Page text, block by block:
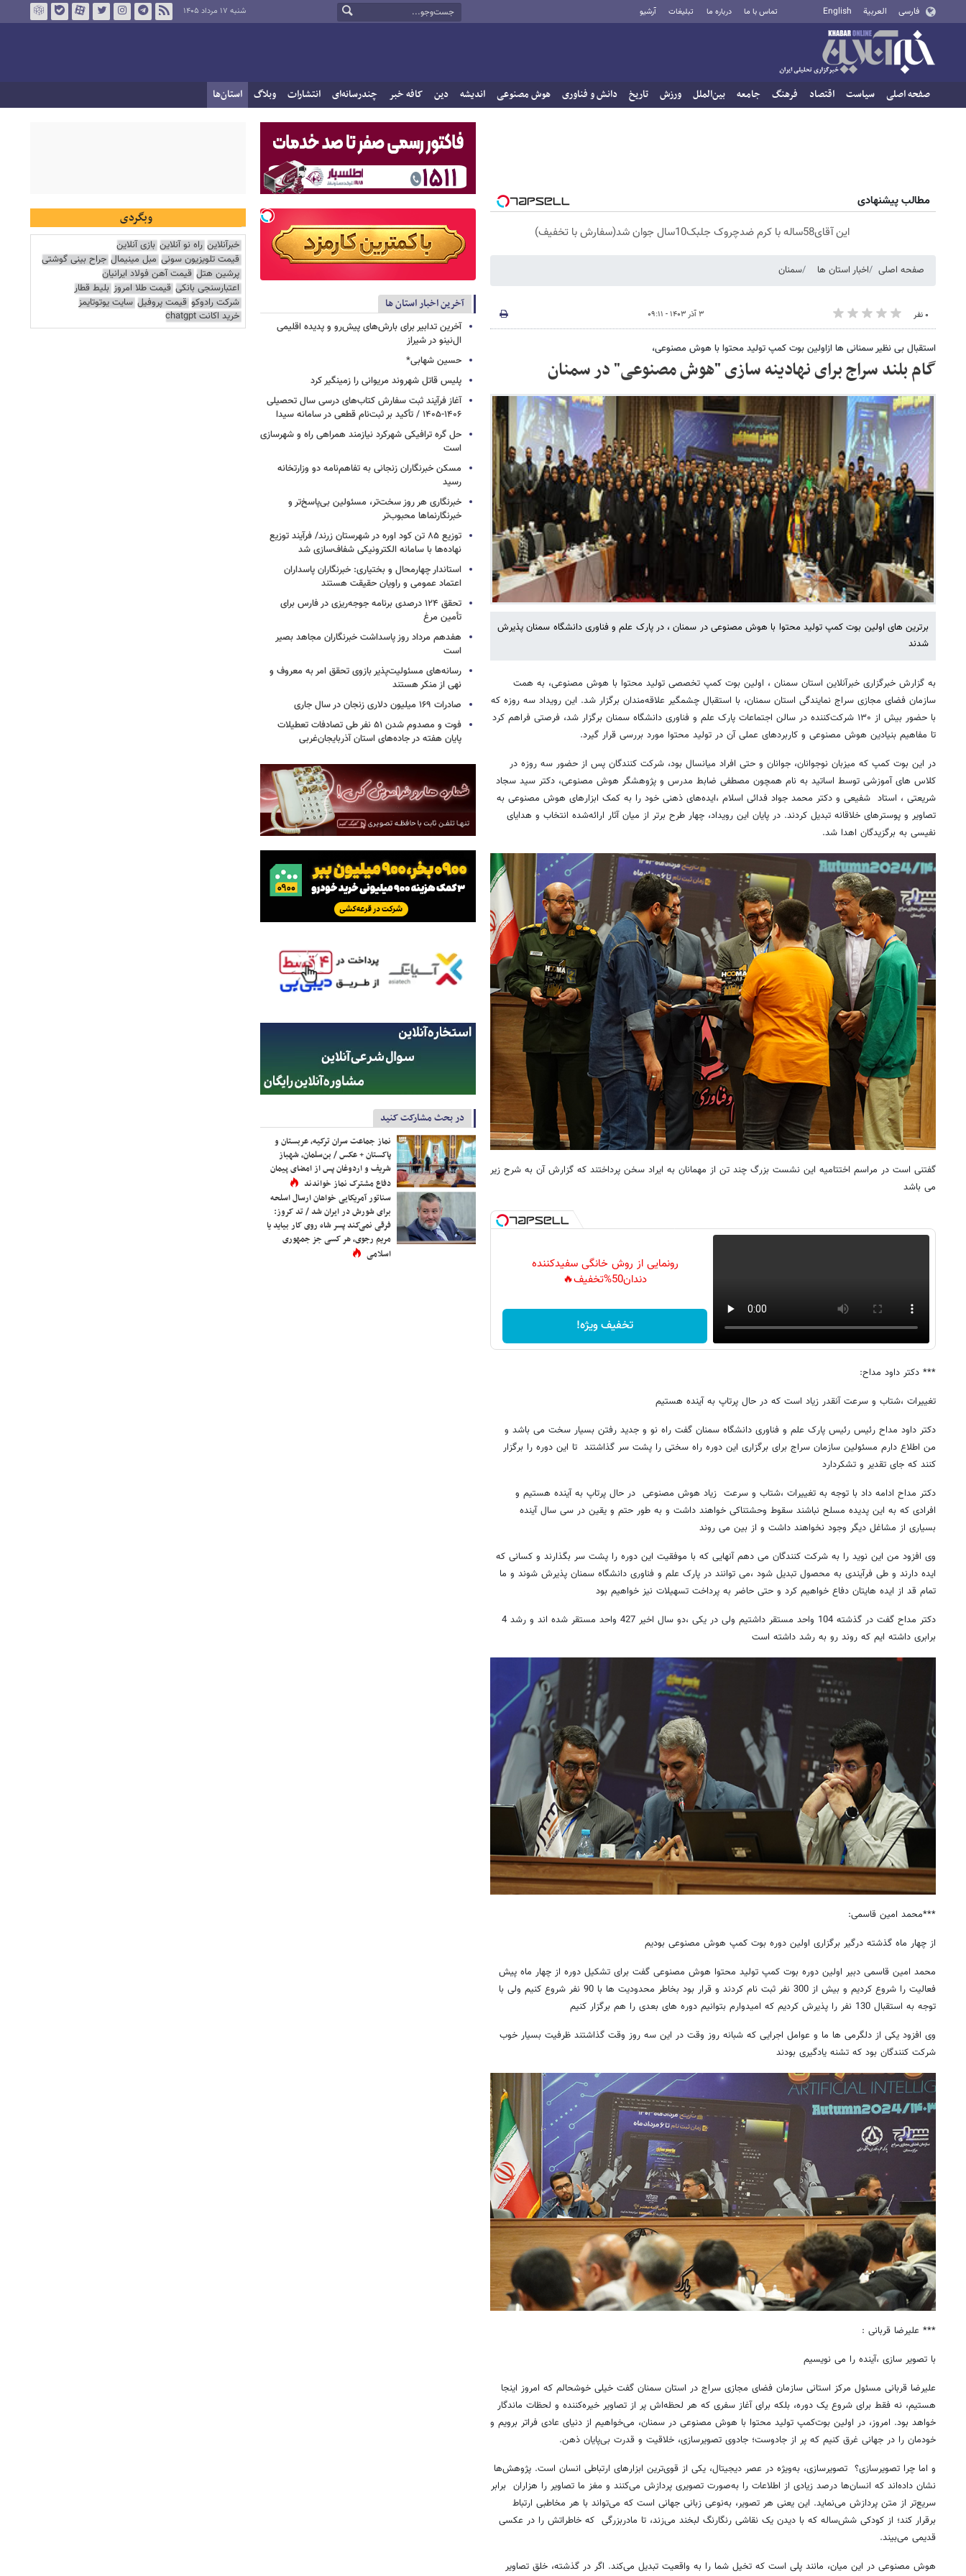
فارسی العربية English تماس با ما درباره ما تبلیغات آرشیو شنبه ۱۷ مرداد ۱۴۰۵
صفحه اصلی سیاست اقتصاد فرهنگ جامعه بین‌الملل ورزش تاریخ دانش و فناوری هوش مصنوعی اندیشه دین کافه خبر چندرسانه‌ای انتشارات وبلاگ استان‌ها
مطالب پیشنهادی
این آقای58ساله با کرم ضدچروک جلبک10سال جوان شد(سفارش با تخفیف)
صفحه اصلی اخبار استان ها سمنان
۰ نفر ۳ آذر ۱۴۰۳ - ۰۹:۱۱
استقبال بی نظیر سمنانی ها ازاولین بوت کمپ تولید محتوا با هوش مصنوعی،
گام بلند سراج برای نهادینه سازی "هوش مصنوعی" در سمنان
برترین های اولین بوت کمپ تولید محتوا با هوش مصنوعی در سمنان ، در پارک علم و فناوری دانشگاه سمنان پذیرش
شدند
به گزارش خبرگزاری خبرآنلاین استان سمنان ، اولین بوت ‌کمپ تخصصی تولید محتوا با هوش مصنوعی، به همت
سازمان فضای مجازی سراج نمایندگی استان سمنان، با استقبال چشمگیر علاقه‌مندان برگزار شد. این رویداد سه‌ روزه که
با حضور بیش از ۱۳۰ شرکت‌کننده در سالن اجتماعات پارک علم و فناوری دانشگاه سمنان برگزار شد، فرصتی فراهم کرد
تا مفاهیم بنیادین هوش مصنوعی و کاربردهای عملی آن در تولید محتوا مورد بررسی قرار گیرد.
در این بوت ‌کمپ که میزبان نوجوانان، جوانان و حتی افراد میانسال بود، شرکت ‌کنندگان پس از حضور سه روزه در
کلاس های آموزشی توسط اساتید به نام همچون مصطفی ضابط مدرس و پژوهشگر هوش مصنوعی، دکتر سید سجاد
شریعتی ، استاد شفیعی و دکتر محمد جواد فدائی اسلام ،ایده‌های ذهنی خود را به کمک ابزارهای هوش مصنوعی به
تصاویر و پوسترهای خلاقانه تبدیل کردند. در پایان این رویداد، چهار طرح برتر از میان آثار ارائه‌شده انتخاب و هدایای
نفیسی به برگزیدگان اهدا شد.
گفتنی است در مراسم اختتامیه این نشست بزرگ چند تن از مهمانان به ایراد سخن پرداختند که گزارش آن به شرح زیر
می باشد
رونمایی از روش خانگی سفیدکننده
دندان50%تخفیف🔥
تخفیف ویژه!
*** دکتر داود مداح:
تغییرات ،شتاب و سرعت آنقدر زیاد است که در حال پرتاپ به آینده هستیم
دکتر داود مداح رئیس رئیس پارک علم و فناوری دانشگاه سمنان گفت راه نو و جدید رفتن بسیار سخت می باشد و
من اطلاع دارم مسئولین سازمان سراج برای برگزاری این دوره راه سختی را پشت سر گذاشتند تا این دوره را برگزار
کنند که جای تقدیر و تشکردارد
دکتر مداح ادامه داد با توجه به تغییرات ،شتاب و سرعت زیاد هوش مصنوعی در حال پرتاپ به آینده هستیم و
افرادی که به این پدیده مسلح نباشند سقوط وحشتناکی خواهند داشت و به طور حتم و یقین در سی سال آینده
بسیاری از مشاغل دیگر وجود نخواهند داشت و از بین می روند
وی افزود من این نوید را به شرکت کنندگان می دهم آنهایی که با موفقیت این دوره را پشت سر بگذارند و کسانی که
ایده دارند و طی فرآیندی به محصول تبدیل شود ،می توانند در پارک علم و فناوری دانشگاه سمنان پذیرش شوند و ما
تمام قد از ایده هایتان دفاع خواهیم کرد و حتی حاضر به پرداخت تسهیلات نیز خواهیم بود
دکتر مداح گفت در گذشته 104 واحد مستقر داشتیم ولی در یکی ،دو سال اخیر 427 واحد مستقر شده اند و رشد 4
برابری داشته ایم که روند رو به رشد داشته است
***محمد امین قاسمی:
از چهار ماه گذشته درگیر برگزاری اولین دوره بوت کمپ هوش مصنوعی بودیم
محمد امین قاسمی دبیر اولین دوره بوت کمپ تولید محتوا هوش مصنوعی گفت برای تشکیل دوره از چهار ماه پیش
فعالیت را شروع کردیم و بیش از 300 نفر ثبت نام کردند و قرار بود بخاطر محدودیت ها با 90 نفر شروع کنیم ولی با
توجه به استقبال 130 نفر را پذیرش کردیم که امیدوارم بتوانیم دوره های بعدی را هم برگزار کنیم
وی افزود یکی از دلگرمی ها ما و عوامل اجرایی که شبانه روز وقت در این سه روز وقت گذاشتند ظرفیت بسیار خوب
شرکت کنندگان بود که تشنه یادگیری بودند
*** علیرضا قربانی :
با تصویر سازی ،آینده را می نویسیم
علیرضا قربانی مسئول مرکز استانی سازمان فضای مجازی سراج در استان سمنان گفت خیلی خوشحالم که امروز اینجا
هستیم، نه فقط برای شروع یک دوره، بلکه برای آغاز سفری که هر لحظه‌اش پر از تصاویر خیره‌کننده و لحظات ماندگار
خواهد بود. امروز، در اولین بوت‌کمپ تولید محتوا با هوش مصنوعی در سمنان، می‌خواهیم از دنیای عادی فراتر برویم و
خودمان را در جهانی غرق کنیم که پر از جادوست؛ جادوی تصویرسازی، خلاقیت و قدرت بی‌پایان ذهن.
و اما چرا تصویرسازی؟ تصویرسازی، به‌ویژه در عصر دیجیتال، یکی از قوی‌ترین ابزارهای ارتباطی انسان است. پژوهش‌ها
نشان داده‌اند که انسان‌ها درصد زیادی از اطلاعات را به‌صورت تصویری پردازش می‌کنند و مغز ما تصاویر را هزاران برابر
سریع‌تر از متن پردازش می‌نماید. این یعنی هر تصویر، به‌نوعی زبانی جهانی است که می‌تواند با هر مخاطبی ارتباط
برقرار کند؛ از کودکی شش‌ساله که با دیدن یک نقاشی رنگارنگ لبخند می‌زند، تا مادربزرگی که خاطراتش را در عکسی
قدیمی می‌بیند.
هوش مصنوعی در این میان، مانند پلی است که تخیل شما را به واقعیت تبدیل می‌کند. اگر در گذشته، خلق تصاویر
آخرین اخبار استان ها
آخرین تدابیر برای بارش‌های پیش‌رو و پدیده اقلیمی
ال‌نینو در شیراز
حسین شهابی*
پلیس قاتل شهروند مریوانی را زمینگیر کرد
آغاز فرآیند ثبت سفارش کتاب‌های درسی سال تحصیلی
۱۴۰۶-۱۴۰۵ / تأکید بر ثبت‌نام قطعی در سامانه سیدا
حل گره ترافیکی شهرکرد نیازمند همراهی راه و شهرسازی
است
مسکن خبرنگاران زنجانی به تفاهم‌نامه دو وزارتخانه
رسید
خبرنگاری هر روز سخت‌تر، مسئولین بی‌پاسخ‌تر و
خبرنگارنماها محبوب‌تر
توزیع ۸۵ تن کود اوره در شهرستان زرند/ فرآیند توزیع
نهاده‌ها با سامانه الکترونیکی شفاف‌سازی شد
استاندار چهارمحال و بختیاری: خبرنگاران پاسداران
اعتماد عمومی و راویان حقیقت‌ هستند
تحقق ۱۲۴ درصدی برنامه جوجه‌ریزی در فارس برای
تأمین مرغ
هفدهم مرداد روز پاسداشت خبرنگاران مجاهد بصیر
است
رسانه‌های مسئولیت‌پذیر بازوی تحقق امر به معروف و
نهی از منکر هستند
صادرات ۱۶۹ میلیون دلاری زنجان در سال جاری
فوت و مصدوم شدن ۵۱ نفر طی تصادفات تعطیلات
پایان هفته در جاده‌های استان آذربایجان‌غربی
در بحث مشارکت کنید
نماز جماعت سران ترکیه، عربستان و
پاکستان + عکس / بن‌سلمان، شهباز
شریف و اردوغان پس از امضای پیمان
دفاع مشترک نماز خواندند
سناتور آمریکایی خواهان ارسال اسلحه
برای شورش در ایران شد / تد کروز:
فرقی نمی‌کند پسر شاه روی کار بیاید یا
مریم رجوی، هر کسی جز جمهوری
اسلامی
وبگردی
خبرآنلاین راه نو آنلاین بازی آنلاین
قیمت تلویزیون سونی مبل مینیمال جراح بینی گوشتی
پرشین هتل قیمت آهن فولاد ایرانیان
اعتبارسنجی بانکی قیمت طلا امروز بلیط قطار
شرکت رادوکو قیمت پروفیل سایت یوتوتایمز
خرید اکانت chatgpt